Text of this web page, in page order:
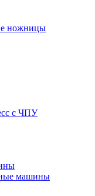
ножницы
с ЧПУ
машины